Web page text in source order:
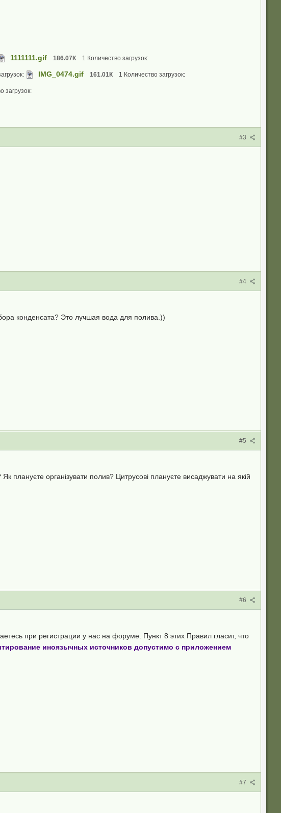
1111111.gif 186.07К 1 Количество загрузок:
IMG_0474.gif 161.01К 1 Количество загрузок:
загрузок:
#3
#4
конденсата? Это лучшая вода для полива.))
#5
організувати полив? Цитрусові плануєте висаджувати на якій
#6
при регистрации у нас на форуме. Пункт 8 этих Правил гласит, что
иноязычных источников допустимо с приложением
#7